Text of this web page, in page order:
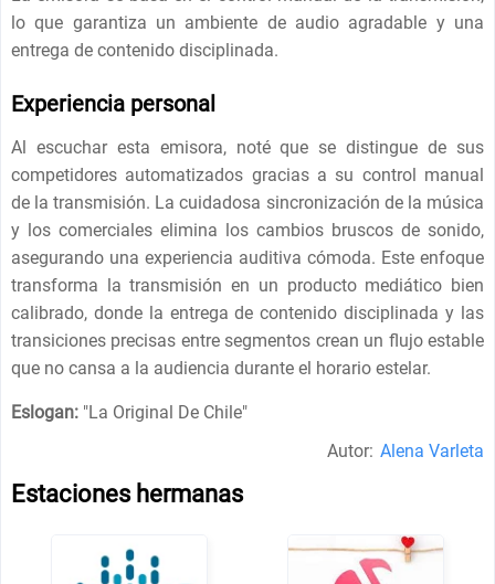
lo que garantiza un ambiente de audio agradable y una
entrega de contenido disciplinada.
Experiencia personal
Al escuchar esta emisora, noté que se distingue de sus
competidores automatizados gracias a su control manual
de la transmisión. La cuidadosa sincronización de la música
y los comerciales elimina los cambios bruscos de sonido,
asegurando una experiencia auditiva cómoda. Este enfoque
transforma la transmisión en un producto mediático bien
calibrado, donde la entrega de contenido disciplinada y las
transiciones precisas entre segmentos crean un flujo estable
que no cansa a la audiencia durante el horario estelar.
Eslogan: "La Original De Chile"
Autor: Alena Varleta
Estaciones hermanas